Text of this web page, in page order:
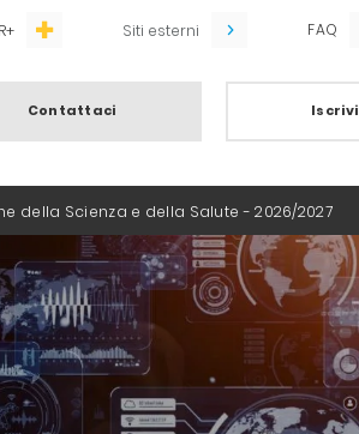
Siti esterni FAQ
Contattaci
della Scienza e della Salute - 2026/2027